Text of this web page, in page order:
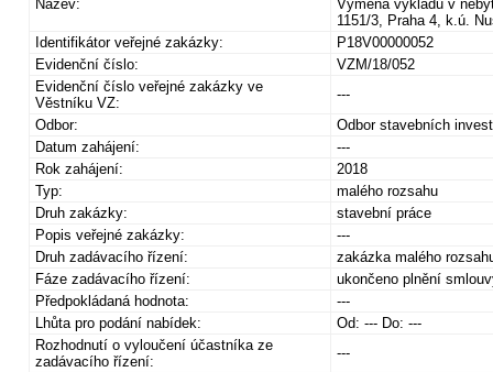
Název:
Výměna výkladů v
1151/3, Praha 4, k.ú.
Identifikátor veřejné zakázky:
P18V00000052
Evidenční číslo:
VZM/18/052
Evidenční číslo veřejné zakázky ve
Věstníku VZ:
---
Odbor:
Odbor stavebních
Datum zahájení:
---
Rok zahájení:
2018
Typ:
malého rozsahu
Druh zakázky:
stavební práce
Popis veřejné zakázky:
---
Druh zadávacího řízení:
zakázka malého
Fáze zadávacího řízení:
ukončeno plnění
Předpokládaná hodnota:
---
Lhůta pro podání nabídek:
Od: --- Do: ---
Rozhodnutí o vyloučení účastníka ze
zadávacího řízení:
---